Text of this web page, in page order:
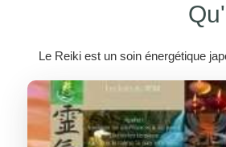
Le Reiki est un soin énergétique